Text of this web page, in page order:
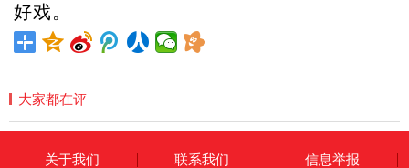
好戏。
大家都在评
关于我们 联系我们 信息举报